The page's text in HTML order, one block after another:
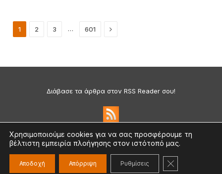
1 2 3 … 601 Next
Διάβασε τα άρθρα στον RSS Reader σου!
Πολιτική Απορρήτου & Cookies
©2026 medium.gr | Designed & Supported bynat.ad
Χρησιμοποιούμε cookies για να σας προσφέρουμε τη
βέλτιστη εμπειρία πλοήγησης στον ιστότοπό μας.
Αποδοχή Απόρριψη Ρυθμίσεις ΚΛΕΊΣΙΜΟ ΤΟΥ